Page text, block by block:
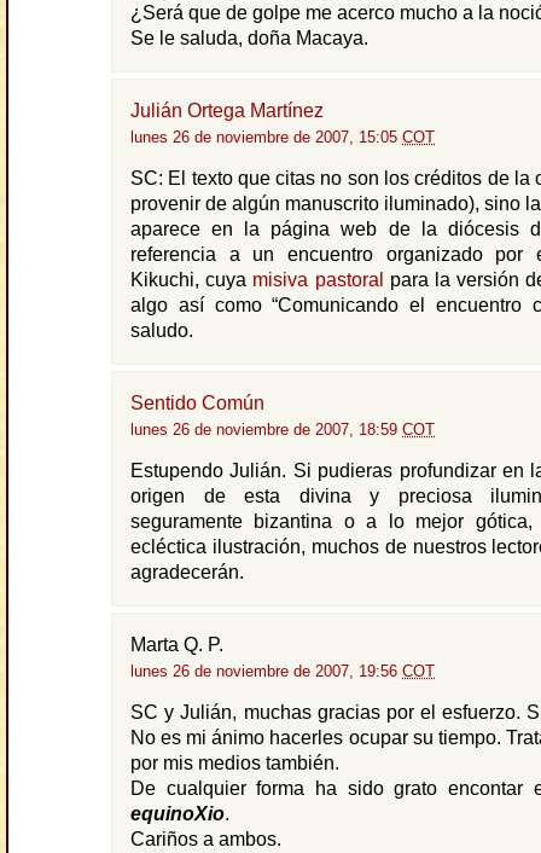
¿Será que de golpe me acerco mucho a la
Se le saluda, doña Macaya.
Julián Ortega Martínez
lunes 26 de noviembre de 2007, 15:05 COT
SC: El texto que citas no son los créditos de la
provenir de algún manuscrito iluminado), sino
aparece en la página web de la diócesis
referencia a un encuentro organizado por
Kikuchi, cuya misiva pastoral para la versión
algo así como “Comunicando el encuentro
saludo.
Sentido Común
lunes 26 de noviembre de 2007, 18:59 COT
Estupendo Julián. Si pudieras profundizar en
origen de esta divina y preciosa
seguramente bizantina o a lo mejor
ecléctica ilustración, muchos de nuestros
agradecerán.
Marta Q. P.
lunes 26 de noviembre de 2007, 19:56 COT
SC y Julián, muchas gracias por el esfuerzo.
No es mi ánimo hacerles ocupar su tiempo.
por mis medios también.
De cualquier forma ha sido grato encontar
equinoXio.
Cariños a ambos.